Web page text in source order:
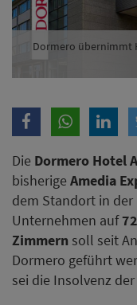
Dormero übernimmt
Die Dormero Hotel
bisherige Amedia
dem Standort in
Unternehmen auf
Zimmern soll seit
Dormero geführt
sei die Insolvenz